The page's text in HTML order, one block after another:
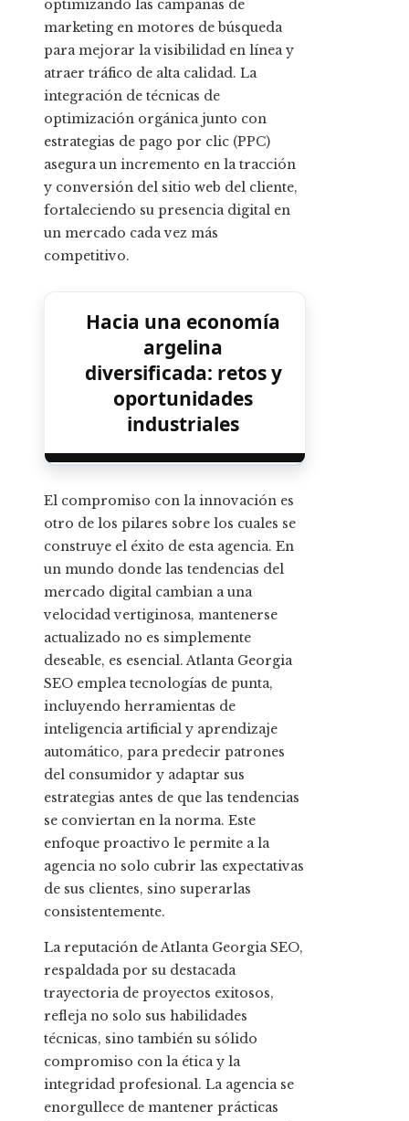
optimizando las campañas de
marketing en motores de búsqueda
para mejorar la visibilidad en línea y
atraer tráfico de alta calidad. La
integración de técnicas de
optimización orgánica junto con
estrategias de pago por clic (PPC)
asegura un incremento en la tracción
y conversión del sitio web del cliente,
fortaleciendo su presencia digital en
un mercado cada vez más
competitivo.
Hacia una economía
argelina
diversificada: retos y
oportunidades
industriales
El compromiso con la innovación es
otro de los pilares sobre los cuales se
construye el éxito de esta agencia. En
un mundo donde las tendencias del
mercado digital cambian a una
velocidad vertiginosa, mantenerse
actualizado no es simplemente
deseable, es esencial. Atlanta Georgia
SEO emplea tecnologías de punta,
incluyendo herramientas de
inteligencia artificial y aprendizaje
automático, para predecir patrones
del consumidor y adaptar sus
estrategias antes de que las tendencias
se conviertan en la norma. Este
enfoque proactivo le permite a la
agencia no solo cubrir las expectativas
de sus clientes, sino superarlas
consistentemente.
La reputación de Atlanta Georgia SEO,
respaldada por su destacada
trayectoria de proyectos exitosos,
refleja no solo sus habilidades
técnicas, sino también su sólido
compromiso con la ética y la
integridad profesional. La agencia se
enorgullece de mantener prácticas